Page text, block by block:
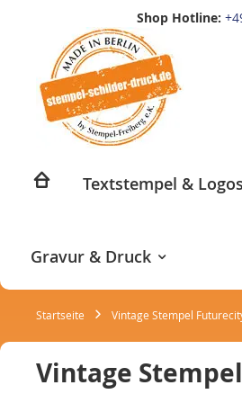
Shop Hotline:
springen
Textstempel &
Gravur & Druck
Startseite Vintage Stempel
Vintage